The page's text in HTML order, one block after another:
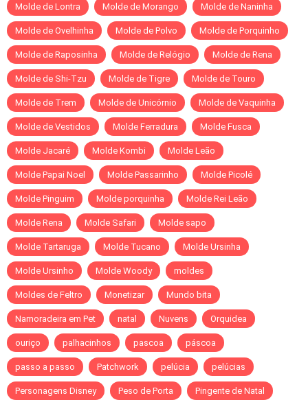
Molde de Lontra Molde de Morango Molde de Naninha
Molde de Ovelhinha Molde de Polvo Molde de Porquinho
Molde de Raposinha Molde de Relógio Molde de Rena
Molde de Shi-Tzu Molde de Tigre Molde de Touro
Molde de Trem Molde de Unicórnio Molde de Vaquinha
Molde de Vestidos Molde Ferradura Molde Fusca
Molde Jacaré Molde Kombi Molde Leão
Molde Papai Noel Molde Passarinho Molde Picolé
Molde Pinguim Molde porquinha Molde Rei Leão
Molde Rena Molde Safari Molde sapo
Molde Tartaruga Molde Tucano Molde Ursinha
Molde Ursinho Molde Woody moldes
Moldes de Feltro Monetizar Mundo bita
Namoradeira em Pet natal Nuvens Orquidea
ouriço palhacinhos pascoa páscoa
passo a passo Patchwork pelúcia pelúcias
Personagens Disney Peso de Porta Pingente de Natal